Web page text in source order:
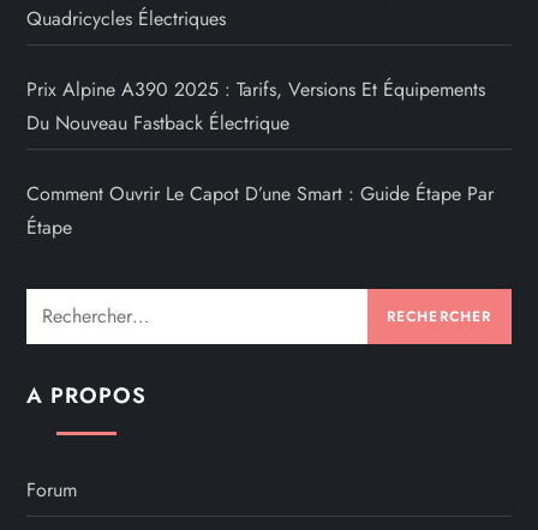
Quadricycles Électriques
Prix Alpine A390 2025 : Tarifs, Versions Et Équipements
Du Nouveau Fastback Électrique
Comment Ouvrir Le Capot D’une Smart : Guide Étape Par
Étape
Rechercher :
A PROPOS
Forum